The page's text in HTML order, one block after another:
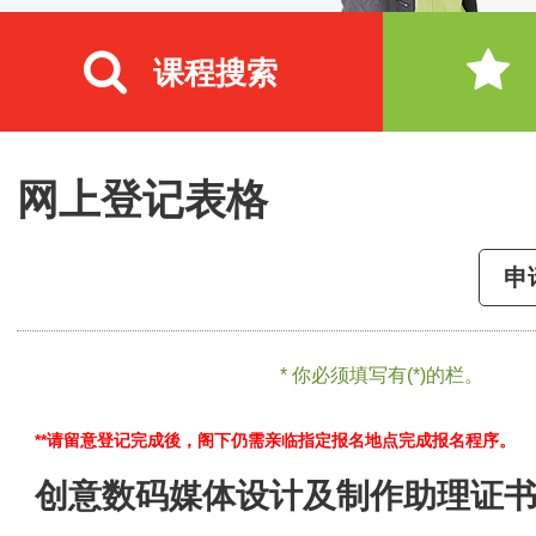
课程搜索
网上登记表格
申
* 你必须填写有(*)的栏。
**请留意登记完成後，阁下仍需亲临指定报名地点完成报名程序。
创意数码媒体设计及制作助理证书